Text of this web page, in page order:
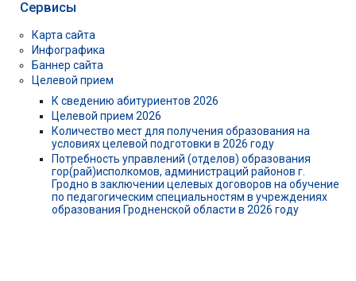
Сервисы
Карта сайта
Инфографика
Баннер сайта
Целевой прием
К сведению абитуриентов 2026
Целевой прием 2026
Количество мест для получения образования на
условиях целевой подготовки в 2026 году
Потребность управлений (отделов) образования
гор(рай)исполкомов, администраций районов г.
Гродно в заключении целевых договоров на обучение
по педагогическим специальностям в учреждениях
образования Гродненской области в 2026 году